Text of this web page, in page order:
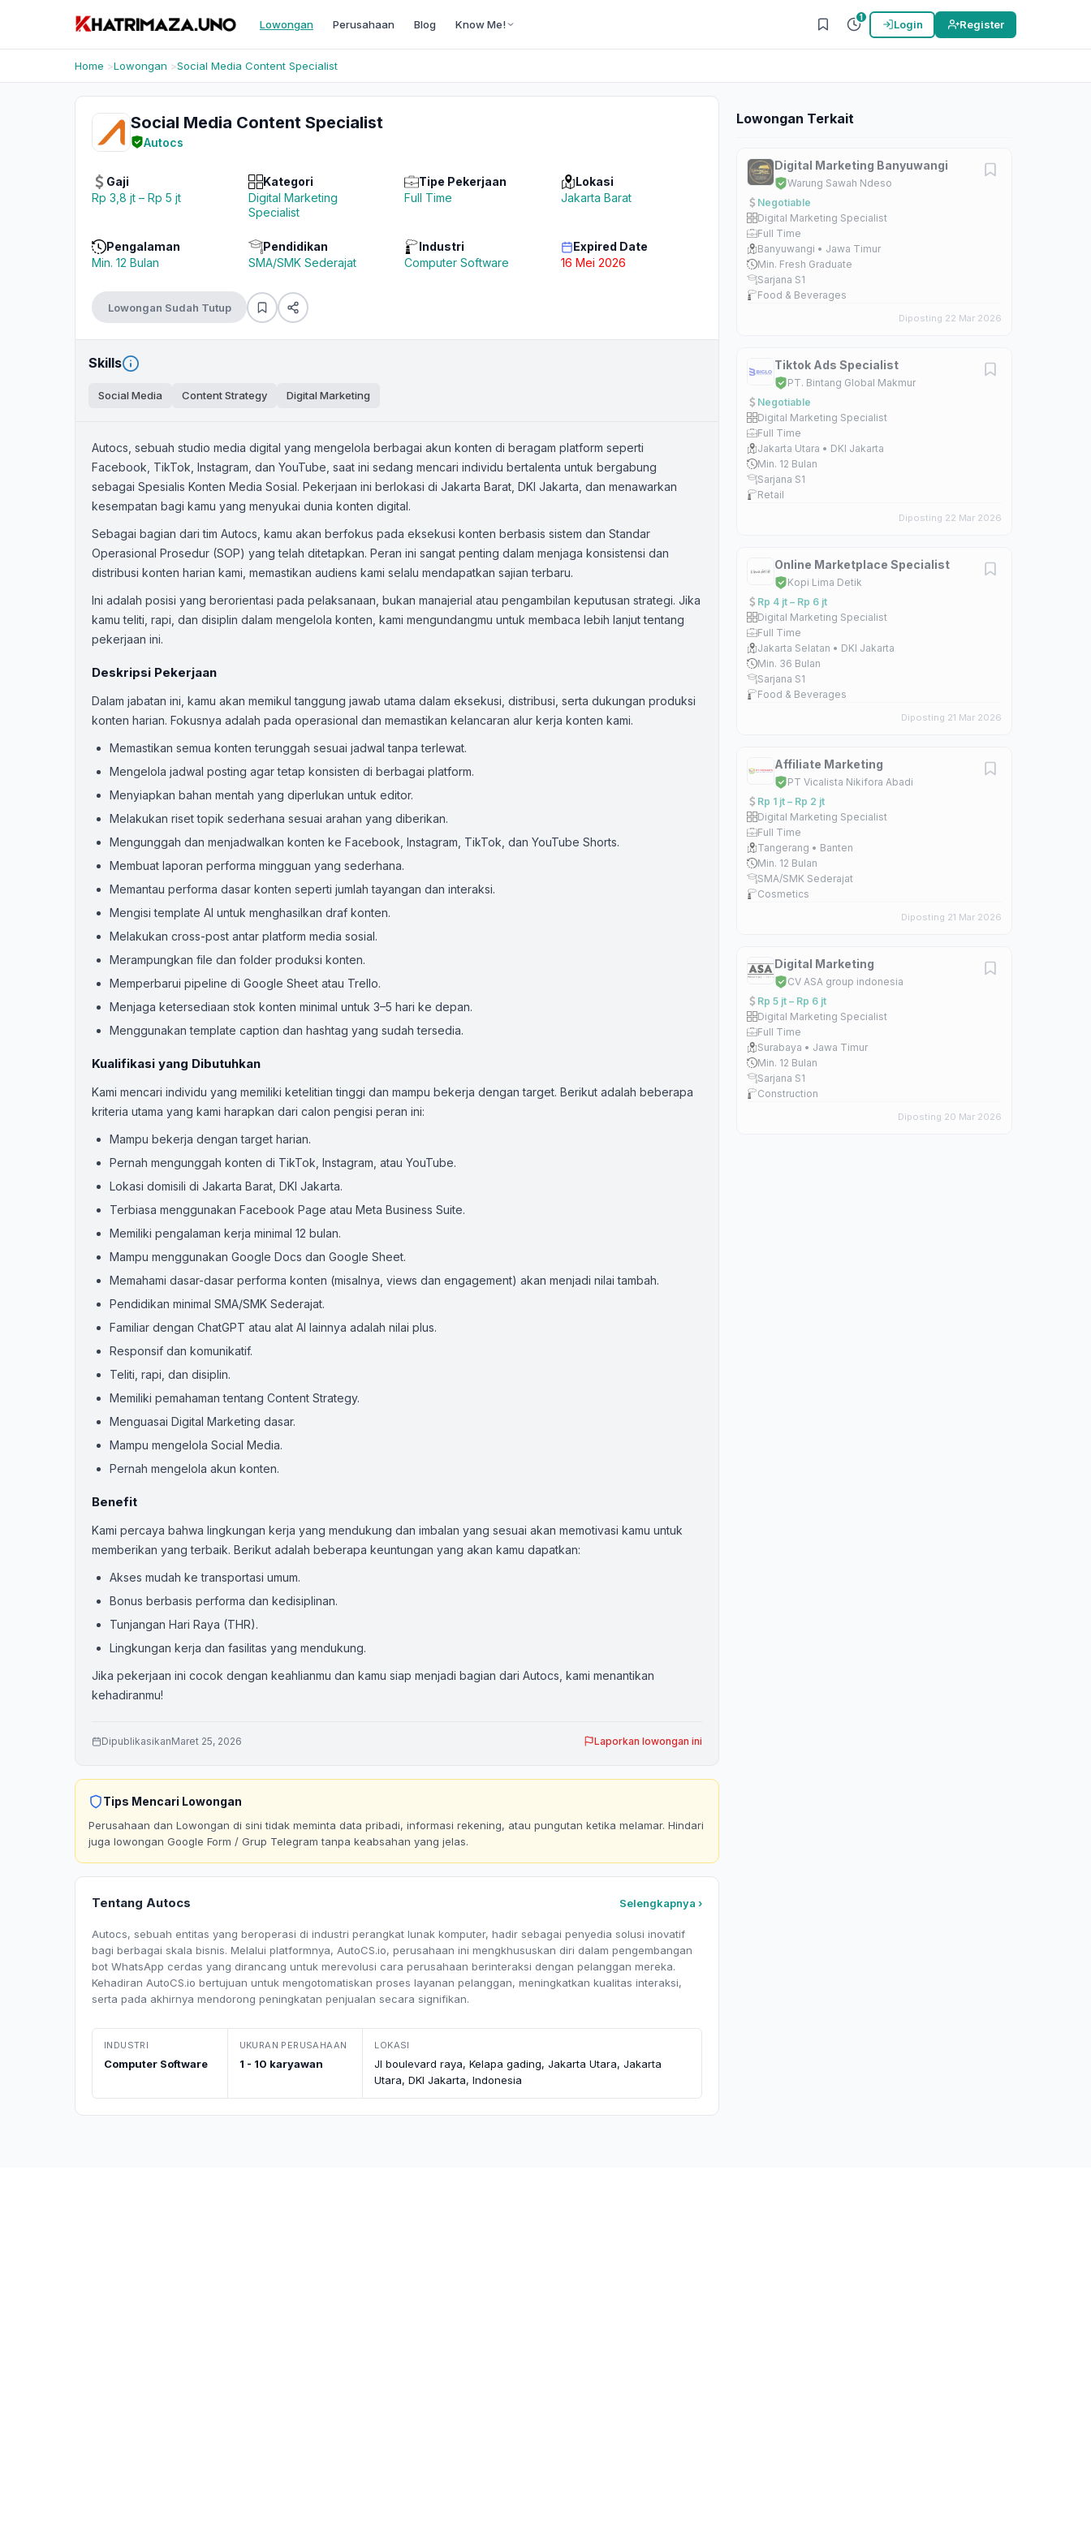
Lowongan Perusahaan Blog Know Me!
1
Login Register
Home Lowongan Social Media Content Specialist
Social Media Content Specialist
Autocs
Gaji
Rp 3,8 jt – Rp 5 jt
Kategori
Digital Marketing
Specialist
Tipe Pekerjaan
Full Time
Lokasi
Jakarta Barat
Pengalaman
Min. 12 Bulan
Pendidikan
SMA/SMK Sederajat
Industri
Computer Software
Expired Date
16 Mei 2026
Lowongan Sudah Tutup
Skills
Social Media Content Strategy Digital Marketing
Autocs, sebuah studio media digital yang mengelola berbagai akun konten di beragam platform seperti
Facebook, TikTok, Instagram, dan YouTube, saat ini sedang mencari individu bertalenta untuk bergabung
sebagai Spesialis Konten Media Sosial. Pekerjaan ini berlokasi di Jakarta Barat, DKI Jakarta, dan menawarkan
kesempatan bagi kamu yang menyukai dunia konten digital.
Sebagai bagian dari tim Autocs, kamu akan berfokus pada eksekusi konten berbasis sistem dan Standar
Operasional Prosedur (SOP) yang telah ditetapkan. Peran ini sangat penting dalam menjaga konsistensi dan
distribusi konten harian kami, memastikan audiens kami selalu mendapatkan sajian terbaru.
Ini adalah posisi yang berorientasi pada pelaksanaan, bukan manajerial atau pengambilan keputusan strategi. Jika
kamu teliti, rapi, dan disiplin dalam mengelola konten, kami mengundangmu untuk membaca lebih lanjut tentang
pekerjaan ini.
Deskripsi Pekerjaan
Dalam jabatan ini, kamu akan memikul tanggung jawab utama dalam eksekusi, distribusi, serta dukungan produksi
konten harian. Fokusnya adalah pada operasional dan memastikan kelancaran alur kerja konten kami.
Memastikan semua konten terunggah sesuai jadwal tanpa terlewat.
Mengelola jadwal posting agar tetap konsisten di berbagai platform.
Menyiapkan bahan mentah yang diperlukan untuk editor.
Melakukan riset topik sederhana sesuai arahan yang diberikan.
Mengunggah dan menjadwalkan konten ke Facebook, Instagram, TikTok, dan YouTube Shorts.
Membuat laporan performa mingguan yang sederhana.
Memantau performa dasar konten seperti jumlah tayangan dan interaksi.
Mengisi template AI untuk menghasilkan draf konten.
Melakukan cross-post antar platform media sosial.
Merampungkan file dan folder produksi konten.
Memperbarui pipeline di Google Sheet atau Trello.
Menjaga ketersediaan stok konten minimal untuk 3–5 hari ke depan.
Menggunakan template caption dan hashtag yang sudah tersedia.
Kualifikasi yang Dibutuhkan
Kami mencari individu yang memiliki ketelitian tinggi dan mampu bekerja dengan target. Berikut adalah beberapa
kriteria utama yang kami harapkan dari calon pengisi peran ini:
Mampu bekerja dengan target harian.
Pernah mengunggah konten di TikTok, Instagram, atau YouTube.
Lokasi domisili di Jakarta Barat, DKI Jakarta.
Terbiasa menggunakan Facebook Page atau Meta Business Suite.
Memiliki pengalaman kerja minimal 12 bulan.
Mampu menggunakan Google Docs dan Google Sheet.
Memahami dasar-dasar performa konten (misalnya, views dan engagement) akan menjadi nilai tambah.
Pendidikan minimal SMA/SMK Sederajat.
Familiar dengan ChatGPT atau alat AI lainnya adalah nilai plus.
Responsif dan komunikatif.
Teliti, rapi, dan disiplin.
Memiliki pemahaman tentang Content Strategy.
Menguasai Digital Marketing dasar.
Mampu mengelola Social Media.
Pernah mengelola akun konten.
Benefit
Kami percaya bahwa lingkungan kerja yang mendukung dan imbalan yang sesuai akan memotivasi kamu untuk
memberikan yang terbaik. Berikut adalah beberapa keuntungan yang akan kamu dapatkan:
Akses mudah ke transportasi umum.
Bonus berbasis performa dan kedisiplinan.
Tunjangan Hari Raya (THR).
Lingkungan kerja dan fasilitas yang mendukung.
Jika pekerjaan ini cocok dengan keahlianmu dan kamu siap menjadi bagian dari Autocs, kami menantikan
kehadiranmu!
DipublikasikanMaret 25, 2026 Laporkan lowongan ini
Tips Mencari Lowongan
Perusahaan dan Lowongan di sini tidak meminta data pribadi, informasi rekening, atau pungutan ketika melamar. Hindari
juga lowongan Google Form / Grup Telegram tanpa keabsahan yang jelas.
Tentang Autocs Selengkapnya ›
Autocs, sebuah entitas yang beroperasi di industri perangkat lunak komputer, hadir sebagai penyedia solusi inovatif
bagi berbagai skala bisnis. Melalui platformnya, AutoCS.io, perusahaan ini mengkhususkan diri dalam pengembangan
bot WhatsApp cerdas yang dirancang untuk merevolusi cara perusahaan berinteraksi dengan pelanggan mereka.
Kehadiran AutoCS.io bertujuan untuk mengotomatiskan proses layanan pelanggan, meningkatkan kualitas interaksi,
serta pada akhirnya mendorong peningkatan penjualan secara signifikan.
INDUSTRI
Computer Software
UKURAN PERUSAHAAN
1 - 10 karyawan
LOKASI
Jl boulevard raya, Kelapa gading, Jakarta Utara, Jakarta
Utara, DKI Jakarta, Indonesia
Lowongan Terkait
Digital Marketing Banyuwangi
Warung Sawah Ndeso
Negotiable
Digital Marketing Specialist
Full Time
Banyuwangi • Jawa Timur
Min. Fresh Graduate
Sarjana S1
Food & Beverages
Diposting 22 Mar 2026
Tiktok Ads Specialist
PT. Bintang Global Makmur
Negotiable
Digital Marketing Specialist
Full Time
Jakarta Utara • DKI Jakarta
Min. 12 Bulan
Sarjana S1
Retail
Diposting 22 Mar 2026
Online Marketplace Specialist
Kopi Lima Detik
Rp 4 jt – Rp 6 jt
Digital Marketing Specialist
Full Time
Jakarta Selatan • DKI Jakarta
Min. 36 Bulan
Sarjana S1
Food & Beverages
Diposting 21 Mar 2026
Affiliate Marketing
PT Vicalista Nikifora Abadi
Rp 1 jt – Rp 2 jt
Digital Marketing Specialist
Full Time
Tangerang • Banten
Min. 12 Bulan
SMA/SMK Sederajat
Cosmetics
Diposting 21 Mar 2026
Digital Marketing
CV ASA group indonesia
Rp 5 jt – Rp 6 jt
Digital Marketing Specialist
Full Time
Surabaya • Jawa Timur
Min. 12 Bulan
Sarjana S1
Construction
Diposting 20 Mar 2026